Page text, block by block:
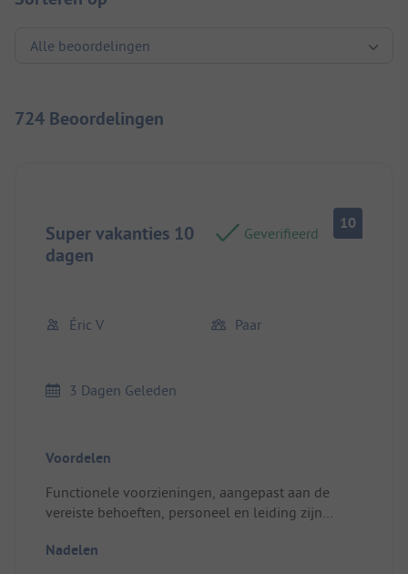
724 Beoordelingen
Super vakanties 10
dagen
Geverifieerd
10
Éric V Paar
3 Dagen Geleden
Voordelen
Functionele voorzieningen, aangepast aan de
vereiste behoeften, personeel en leiding zijn
zorgzaam. Aardige animaties. Gevarieerd eten,
Nadelen